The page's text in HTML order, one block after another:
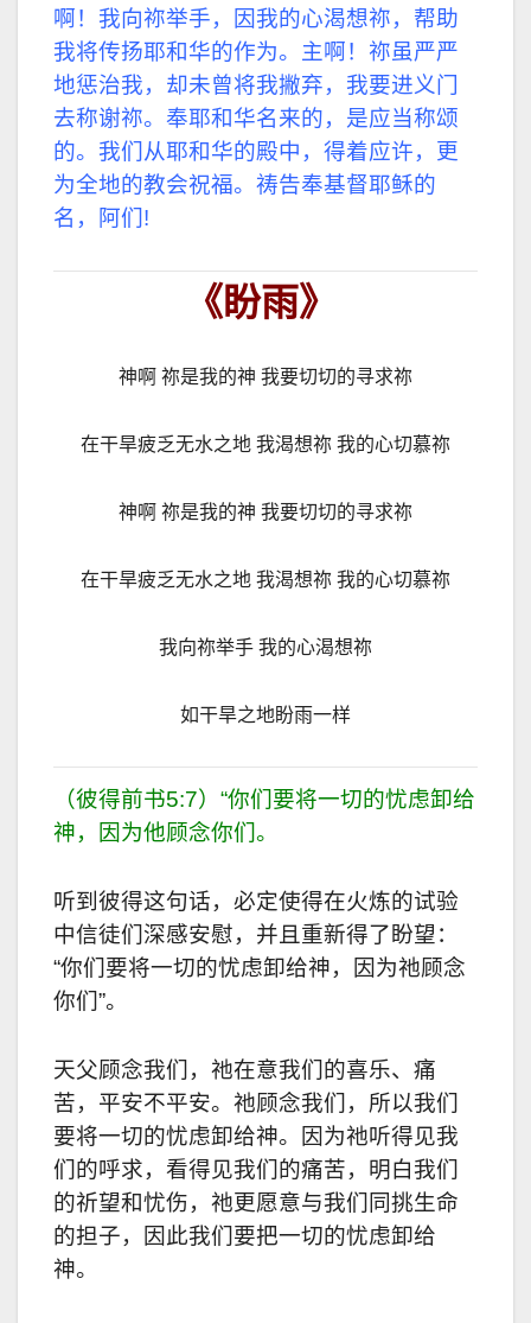
啊！我向祢举手，因我的心渴想祢，帮助
我将传扬耶和华的作为。 主啊！祢虽严严
地惩治我，却未曾将我撇弃，我要进义门
去称谢祢。 奉耶和华名来的，是应当称颂
的。我们从耶和华的殿中，得着应许，更
为全地的教会祝福。祷告奉基督耶稣的
名，阿们!
《盼雨》
神啊 祢是我的神 我要切切的寻求祢
在干旱疲乏无水之地 我渴想祢 我的心切慕祢
神啊 祢是我的神 我要切切的寻求祢
在干旱疲乏无水之地 我渴想祢 我的心切慕祢
我向祢举手 我的心渴想祢
如干旱之地盼雨一样
（彼得前书5:7）“你们要将一切的忧虑卸给
神，因为他顾念你们。
听到彼得这句话，必定使得在火炼的试验
中信徒们深感安慰，并且重新得了盼望：
“你们要将一切的忧虑卸给神，因为祂顾念
你们”。
天父顾念我们，祂在意我们的喜乐、痛
苦，平安不平安。祂顾念我们，所以我们
要将一切的忧虑卸给神。因为祂听得见我
们的呼求，看得见我们的痛苦，明白我们
的祈望和忧伤，祂更愿意与我们同挑生命
的担子，因此我们要把一切的忧虑卸给
神。